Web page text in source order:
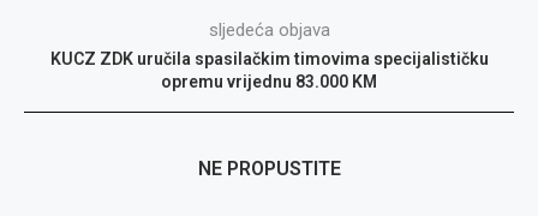
sljedeća objava
KUCZ ZDK uručila spasilačkim timovima specijalističku
opremu vrijednu 83.000 KM
NE PROPUSTITE